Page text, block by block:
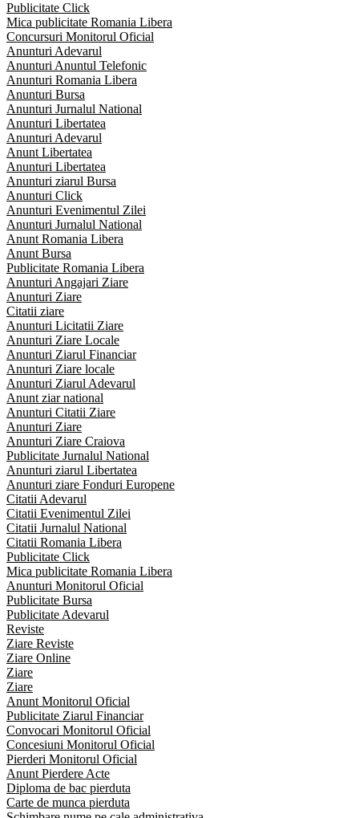
Publicitate Click
Mica publicitate Romania Libera
Concursuri Monitorul Oficial
Anunturi Adevarul
Anunturi Anuntul Telefonic
Anunturi Romania Libera
Anunturi Bursa
Anunturi Jurnalul National
Anunturi Libertatea
Anunturi Adevarul
Anunt Libertatea
Anunturi Libertatea
Anunturi ziarul Bursa
Anunturi Click
Anunturi Evenimentul Zilei
Anunturi Jurnalul National
Anunt Romania Libera
Anunt Bursa
Publicitate Romania Libera
Anunturi Angajari Ziare
Anunturi Ziare
Citatii ziare
Anunturi Licitatii Ziare
Anunturi Ziare Locale
Anunturi Ziarul Financiar
Anunturi Ziare locale
Anunturi Ziarul Adevarul
Anunt ziar national
Anunturi Citatii Ziare
Anunturi Ziare
Anunturi Ziare Craiova
Publicitate Jurnalul National
Anunturi ziarul Libertatea
Anunturi ziare Fonduri Europene
Citatii Adevarul
Citatii Evenimentul Zilei
Citatii Jurnalul National
Citatii Romania Libera
Publicitate Click
Mica publicitate Romania Libera
Anunturi Monitorul Oficial
Publicitate Bursa
Publicitate Adevarul
Reviste
Ziare Reviste
Ziare Online
Ziare
Ziare
Anunt Monitorul Oficial
Publicitate Ziarul Financiar
Convocari Monitorul Oficial
Concesiuni Monitorul Oficial
Pierderi Monitorul Oficial
Anunt Pierdere Acte
Diploma de bac pierduta
Carte de munca pierduta